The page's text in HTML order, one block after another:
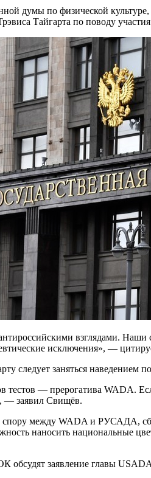
думы по физической
Тайгарта по поводу
взглядами.
исключения», —
следует заняться
тестов — прерогатива WADA.
— заявил Свищёв.
между WADA и РУСАДА,
наносить национальные
обсудят заявление главы